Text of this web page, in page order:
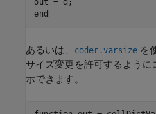
end
あるいは、 coder.varsize を
サイズ変更を許可するよう
示できます。